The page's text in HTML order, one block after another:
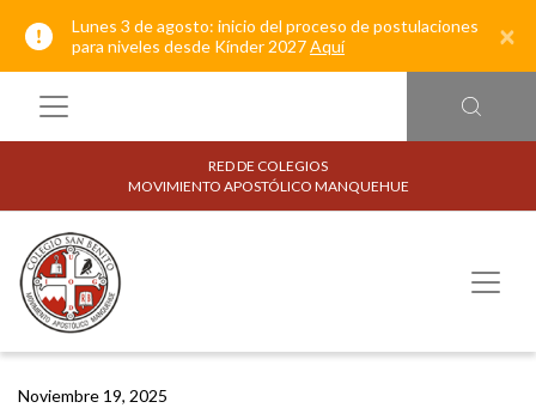
Lunes 3 de agosto: inicio del proceso de postulaciones
para niveles desde Kínder 2027Aquí ×
RED DE COLEGIOS
MOVIMIENTO APOSTÓLICO MANQUEHUE
Noviembre 19, 2025